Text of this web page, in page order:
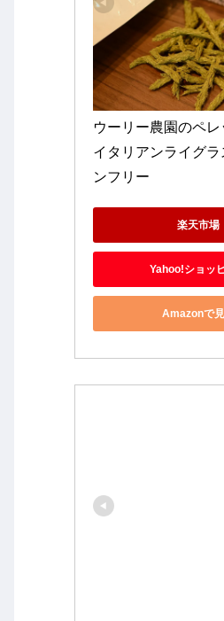
ウーリー農園のペ
イタリアンライグラ
ンフリー
楽天市場
Yahoo!ショッ
Amazonで